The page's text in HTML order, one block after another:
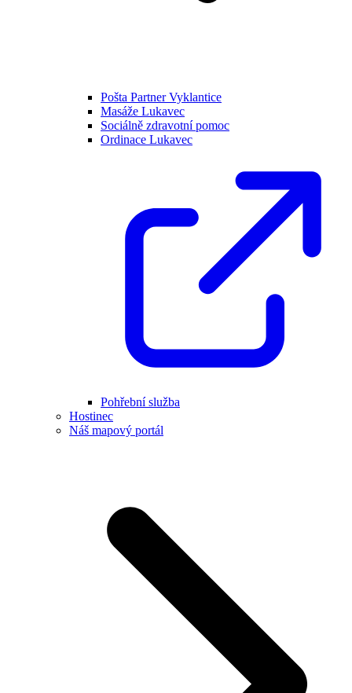
Pošta Partner Vyklantice
Masáže Lukavec
Sociálně zdravotní pomoc
Ordinace Lukavec
Pohřební služba
Hostinec
Náš mapový portál